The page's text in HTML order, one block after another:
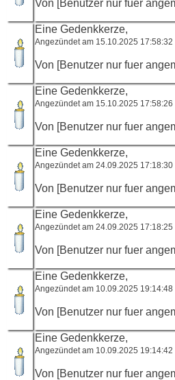
Von [Benutzer nur fuer
Eine Gedenkkerze,
Angezündet am 15.10.2025 17:58:32
Von [Benutzer nur fuer
Eine Gedenkkerze,
Angezündet am 15.10.2025 17:58:26
Von [Benutzer nur fuer
Eine Gedenkkerze,
Angezündet am 24.09.2025 17:18:30
Von [Benutzer nur fuer
Eine Gedenkkerze,
Angezündet am 24.09.2025 17:18:25
Von [Benutzer nur fuer
Eine Gedenkkerze,
Angezündet am 10.09.2025 19:14:48
Von [Benutzer nur fuer
Eine Gedenkkerze,
Angezündet am 10.09.2025 19:14:42
Von [Benutzer nur fuer